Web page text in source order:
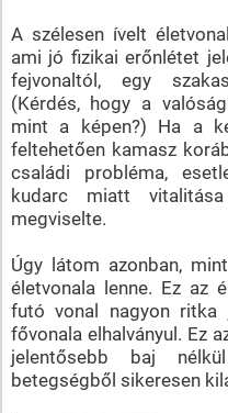
A szélesen ívelt
ami jó fizikai erőnlétet
fejvonaltól, egy
(Kérdés, hogy a
mint a képen?) Ha a
feltehetően kamasz
családi probléma,
kudarc miatt
megviselte.
Úgy látom azonban,
életvonala lenne. Ez az
futó vonal nagyon
fővonala elhalványul. Ez
jelentősebb baj
betegségből sikeresen